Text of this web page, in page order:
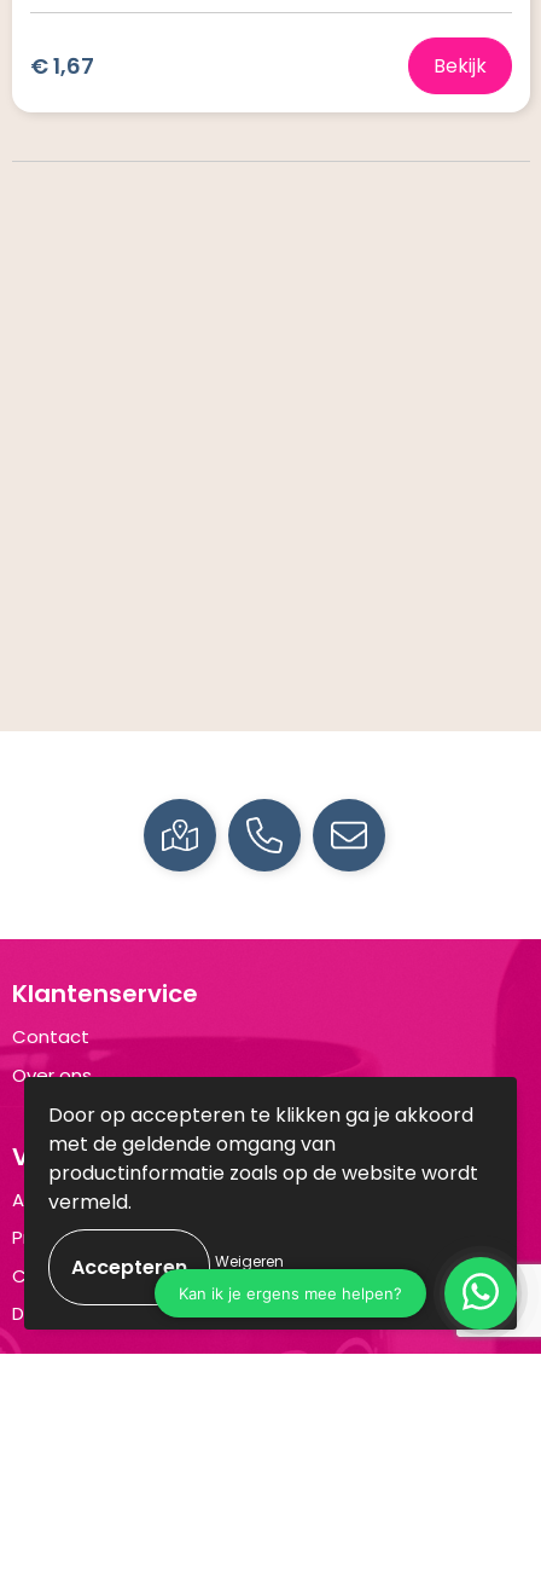
€ 1,67 Bekijk
Klantenservice
Contact
Over ons
Veilig winkelen
Algemene voorwaarden
Privacyverklaring
Cookiebeleid
Disclaimer
Door op accepteren te klikken ga je akkoord
met de geldende omgang van
productinformatie zoals op de website wordt
vermeld.
Weigeren